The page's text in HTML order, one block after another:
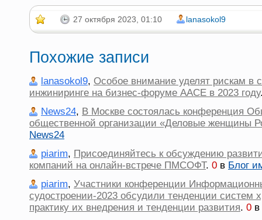
27 октября 2023, 01:10 lanasokol9
Похожие записи
lanasokol9, Особое внимание уделят рискам в
инжиниринге на бизнес-форуме AACE в 2023 году
News24, В Москве состоялась конференция
общественной организации «Деловые женщины
News24
piarim, Присоединяйтесь к обсуждению
компаний на онлайн-встрече ПМСОФТ. 0 в Блог
piarim, Участники конференции
судостроении-2023 обсудили тенденции систем
практику их внедрения и тенденции развития. 0 в